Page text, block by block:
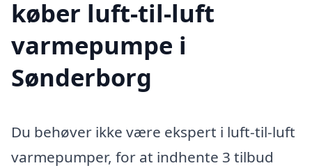
køber luft-til-luft
varmepumpe i
Sønderborg
Du behøver ikke være ekspert i luft-til-luft
varmepumper, for at indhente 3 tilbud